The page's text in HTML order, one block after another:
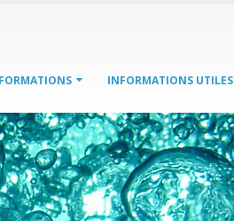
FORMATIONS INFORMATIONS UTILES